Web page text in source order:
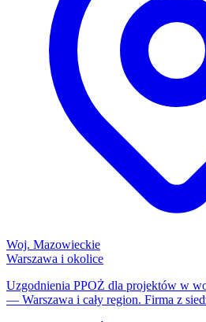
Woj. Mazowieckie
Warszawa i okolice
Uzgodnienia PPOŻ dla projektów w
— Warszawa i cały region. Firma z